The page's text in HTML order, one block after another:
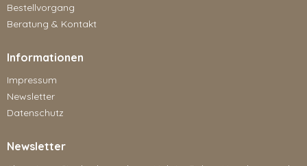
Bestellvorgang
Beratung & Kontakt
Informationen
Impressum
Newsletter
Datenschutz
Newsletter